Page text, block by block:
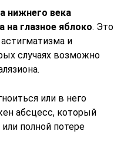
нижнего века
на глазное яблоко. Это
и
случаях возможно
или в него
абсцесс, который
полной потере